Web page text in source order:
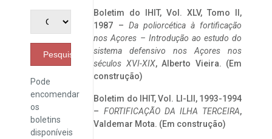
Pesquisar
Pode
encomendar
os
boletins
disponíveis
Boletim do IHIT, Vol. XLV, Tomo II,
1987 – Da poliorcética à fortificação
nos Açores – Introdução ao estudo do
sistema defensivo nos Açores nos
séculos XVI-XIX, Alberto Vieira. (Em
construção)
Boletim do IHIT, Vol. LI-LII, 1993-1994
– FORTIFICAÇÃO DA ILHA TERCEIRA,
Valdemar Mota. (Em construção)